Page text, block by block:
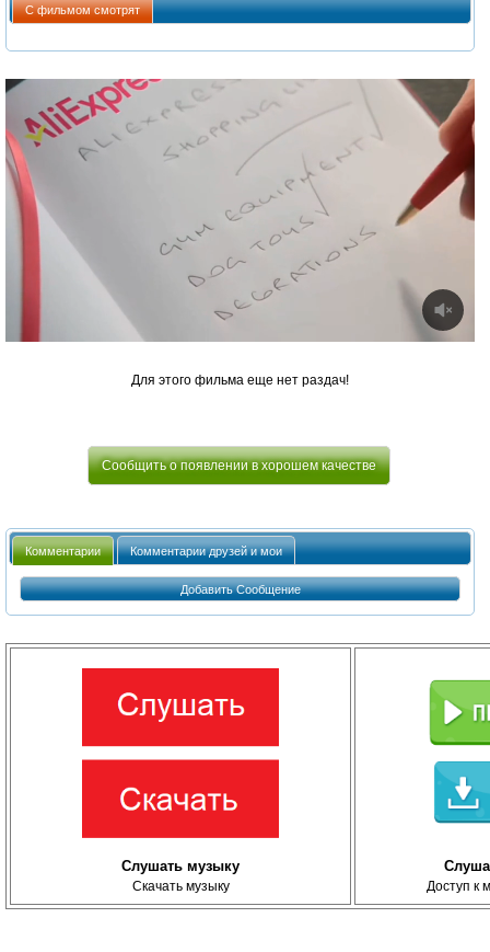
С фильмом смотрят
Для этого фильма еще нет раздач!
Сообщить о появлении в хорошем качестве
Комментарии Комментарии друзей и мои
Добавить Сообщение
Слушать музыку
Скачать музыку Доступ к